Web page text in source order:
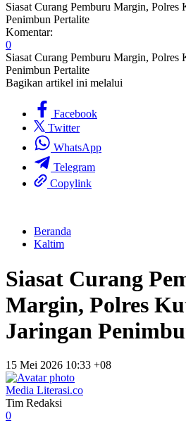
Siasat Curang Pemburu Margin, Polres
Penimbun Pertalite
Komentar:
0
Siasat Curang Pemburu Margin, Polres
Penimbun Pertalite
Bagikan artikel ini melalui
Facebook
Twitter
WhatsApp
Telegram
Copylink
Beranda
Kaltim
Siasat Curang
Margin, Polres
Jaringan
15 Mei 2026 10:33 +08
Media Literasi.co
Tim Redaksi
0